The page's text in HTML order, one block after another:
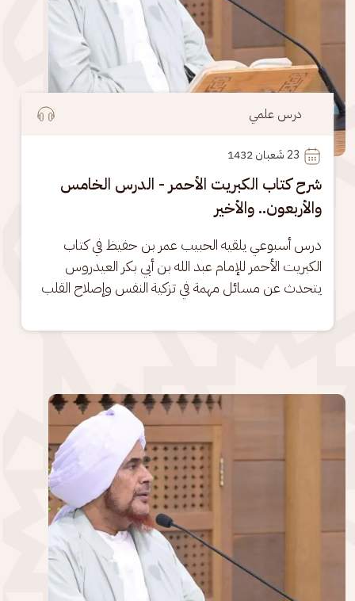
درس علمي
23
شرح كتاب الكبريت الأحمر - الدرس الخامس
والأربعون.. والأخير
درس أسبوعي يلقيه الحبيب عمر بن حفيظ في كتاب
الكبريت الأحمر للإمام عبد الله بن أبي بكر العيدروس
يتحدث عن مسائل مهمة في تزكية النفس وإصلاح القلب
الصورة